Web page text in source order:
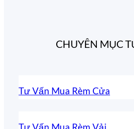
CHUYÊN MỤC
Tư Vấn Mua Rèm Cửa